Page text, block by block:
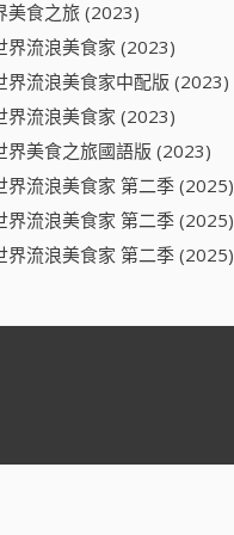
美食之旅 (2023)
界流浪美食家 (2023)
界流浪美食家中配版 (2023)
界流浪美食家 (2023)
界美食之旅國語版 (2023)
界流浪美食家 第二季 (2025)
界流浪美食家 第二季 (2025)
界流浪美食家 第二季 (2025)